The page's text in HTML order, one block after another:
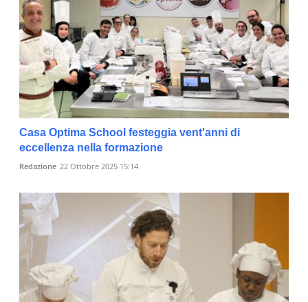
Casa Optima School festeggia vent'anni di
eccellenza nella formazione
Redazione 22 Ottobre 2025 15:14